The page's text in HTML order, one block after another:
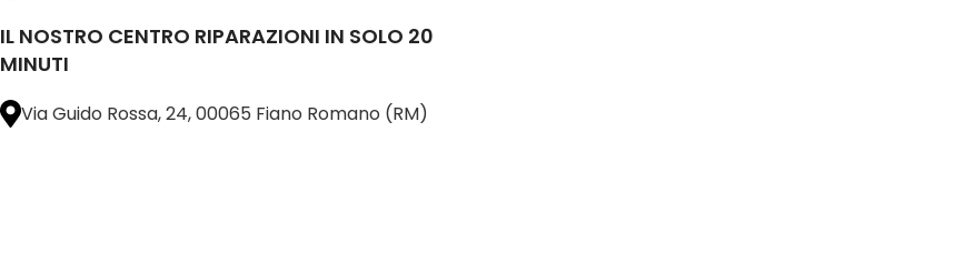
IL NOSTRO CENTRO RIPARAZIONI IN SOLO 20
MINUTI
Via Guido Rossa, 24, 00065 Fiano Romano (RM)